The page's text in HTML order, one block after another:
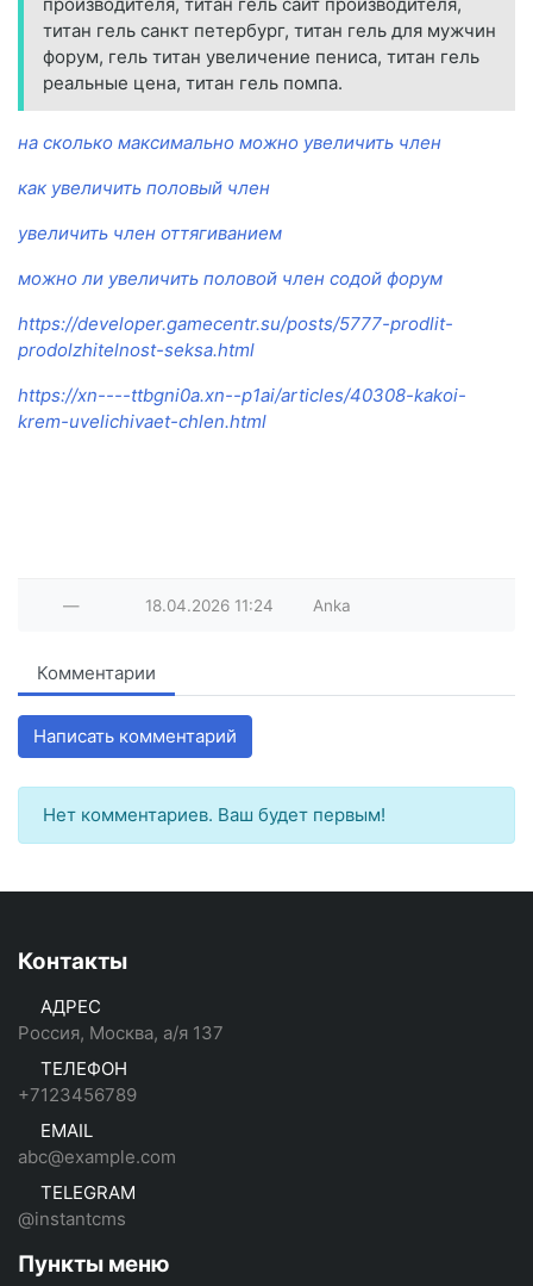
титан гель санкт петербург, титан гель для мужчин
форум, гель титан увеличение пениса, титан гель
реальные цена, титан гель помпа.
на сколько максимально можно увеличить член
как увеличить половый член
увеличить член оттягиванием
можно ли увеличить половой член содой форум
https://developer.gamecentr.su/posts/5777-prodlit-
prodolzhitelnost-seksa.html
https://xn----ttbgni0a.xn--p1ai/articles/40308-kakoi-
krem-uvelichivaet-chlen.html
— 18.04.2026 11:24 Anka
Комментарии
Написать комментарий
Нет комментариев. Ваш будет первым!
Контакты
АДРЕС
Россия, Москва, а/я 137
ТЕЛЕФОН
+7123456789
EMAIL
abc@example.com
TELEGRAM
@instantcms
Пункты меню